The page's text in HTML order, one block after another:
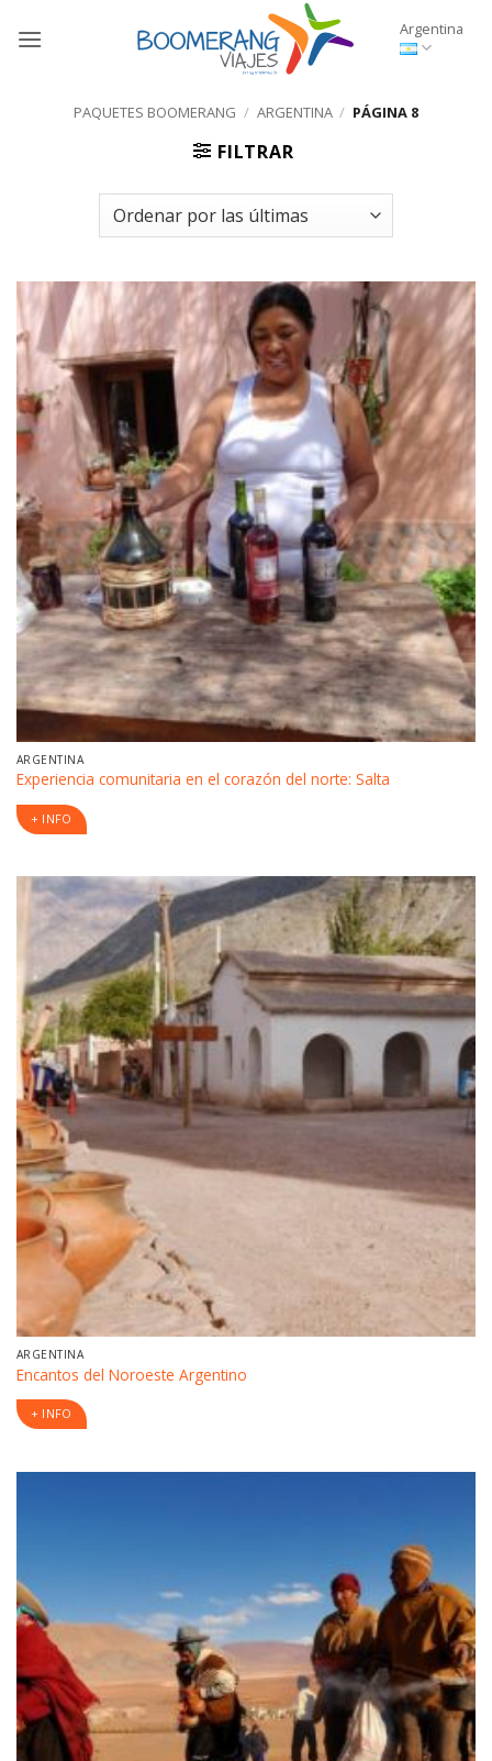
Argentina
PAQUETES BOOMERANG / ARGENTINA / PÁGINA 8
FILTRAR
ARGENTINA
Experiencia comunitaria en el corazón del norte: Salta
+ INFO
ARGENTINA
Encantos del Noroeste Argentino
+ INFO